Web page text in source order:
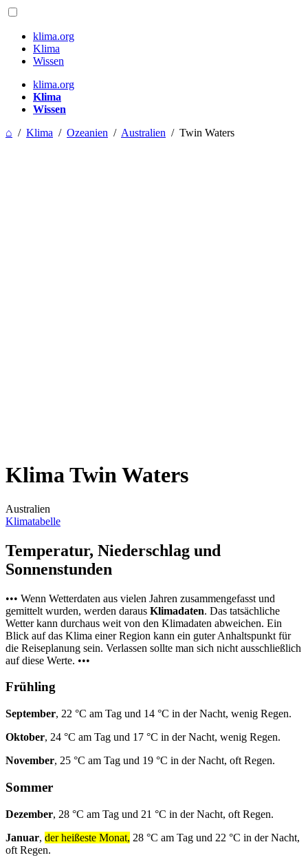
klima.org
Klima
Wissen
klima.org
Klima
Wissen
⌂ / Klima / Ozeanien / Australien / Twin Waters
Klima Twin Waters
Australien
Klimatabelle
Temperatur, Niederschlag und
Sonnenstunden
••• Wenn Wetterdaten aus vielen Jahren zusammengefasst und
gemittelt wurden, werden daraus Klimadaten. Das tatsächliche
Wetter kann durchaus weit von den Klimadaten abweichen. Ein
Blick auf das Klima einer Region kann ein guter Anhaltspunkt für
die Reiseplanung sein. Verlassen sollte man sich nicht ausschließlich
auf diese Werte. •••
Frühling
September, 22 °C am Tag und 14 °C in der Nacht, wenig Regen.
Oktober, 24 °C am Tag und 17 °C in der Nacht, wenig Regen.
November, 25 °C am Tag und 19 °C in der Nacht, oft Regen.
Sommer
Dezember, 28 °C am Tag und 21 °C in der Nacht, oft Regen.
Januar, der heißeste Monat, 28 °C am Tag und 22 °C in der Nacht,
oft Regen.